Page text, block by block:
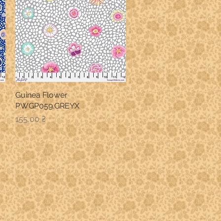
Швидкий перегляд
Guinea Flower
PWGP059.GREYX
Ціна
155,00 ₴